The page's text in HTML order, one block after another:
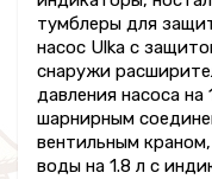
тумблеры для
насос Ulka с
снаружи
давления насоса на
шарнирным
вентильным
воды на 1.8 л с